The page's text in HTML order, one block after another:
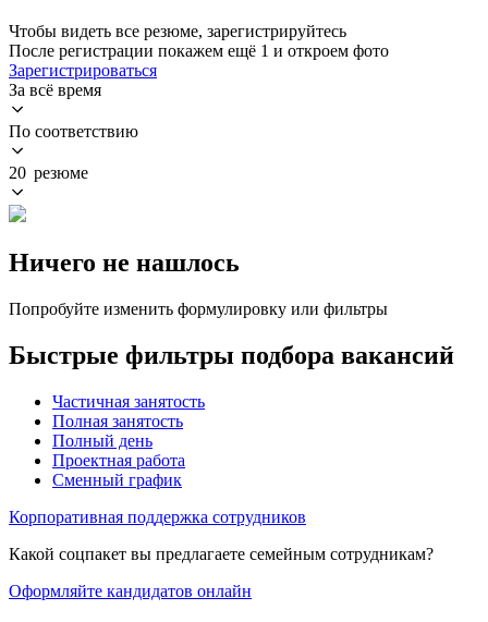
Чтобы видеть все резюме, зарегистрируйтесь
После регистрации покажем ещё 1 и откроем фото
Зарегистрироваться
За всё время
По соответствию
20 резюме
Ничего не нашлось
Попробуйте изменить формулировку или фильтры
Быстрые фильтры подбора вакансий
Частичная занятость
Полная занятость
Полный день
Проектная работа
Сменный график
Корпоративная поддержка сотрудников
Какой соцпакет вы предлагаете семейным сотрудникам?
Оформляйте кандидатов онлайн